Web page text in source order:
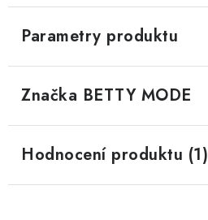
Parametry produktu
Značka BETTY MODE
Hodnocení produktu (1)